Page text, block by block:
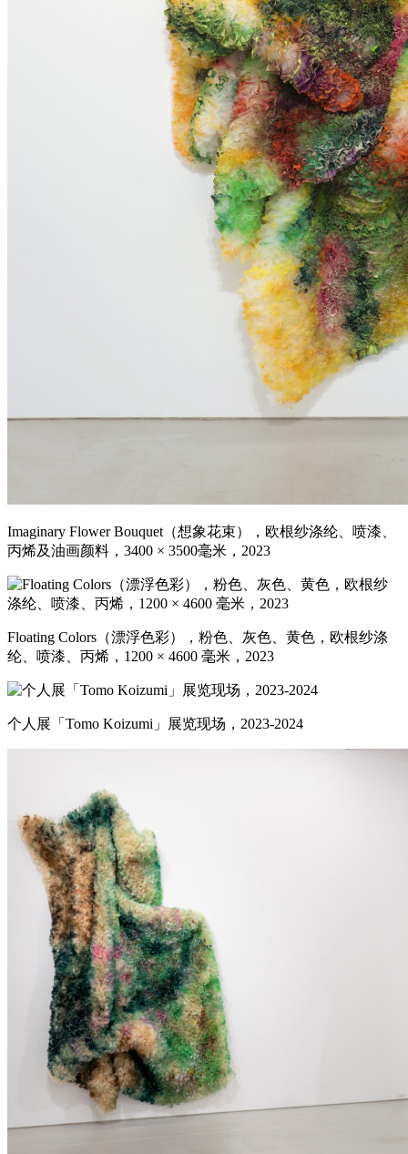
Imaginary Flower Bouquet（想象花束），欧根纱涤纶、喷漆、
丙烯及油画颜料，3400 × 3500毫米，2023
Floating Colors（漂浮色彩），粉色、灰色、黄色，欧根纱涤
纶、喷漆、丙烯，1200 × 4600 毫米，2023
个人展「Tomo Koizumi」展览现场，2023-2024